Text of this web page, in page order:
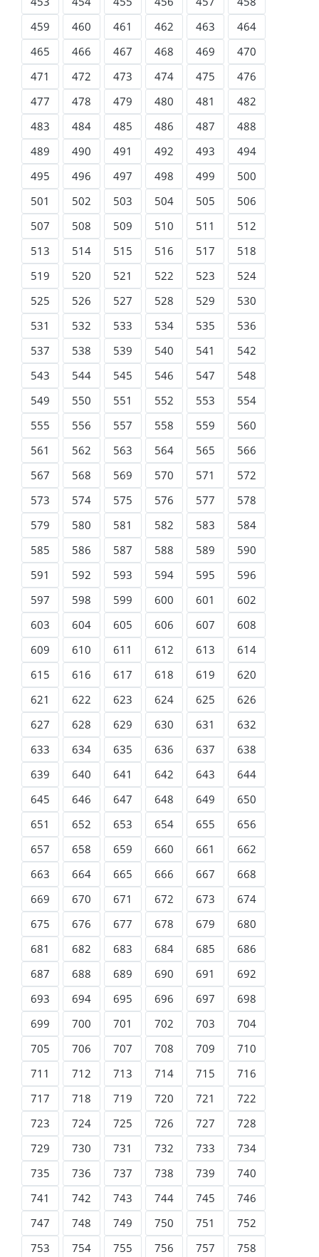
459
460 461 462 463
464
465
466 467 468 469
470
471
472 473 474 475
476
477
478 479 480 481
482
483
484 485 486 487
488
489
490 491 492 493
494
495
496 497 498 499
500
501
502 503 504 505
506
507
508 509 510 511
512
513
514 515 516 517
518
519
520 521 522 523
524
525
526 527 528 529
530
531
532 533 534 535
536
537
538 539 540 541
542
543
544 545 546 547
548
549
550 551 552 553
554
555
556 557 558 559
560
561
562 563 564 565
566
567
568 569 570 571
572
573
574 575 576 577
578
579
580 581 582 583
584
585
586 587 588 589
590
591
592 593 594 595
596
597
598 599 600 601
602
603
604 605 606 607
608
609
610 611 612 613
614
615
616 617 618 619
620
621
622 623 624 625
626
627
628 629 630 631
632
633
634 635 636 637
638
639
640 641 642 643
644
645
646 647 648 649
650
651
652 653 654 655
656
657
658 659 660 661
662
663
664 665 666 667
668
669
670 671 672 673
674
675
676 677 678 679
680
681
682 683 684 685
686
687
688 689 690 691
692
693
694 695 696 697
698
699
700 701 702 703
704
705
706 707 708 709
710
711
712 713 714 715
716
717
718 719 720 721
722
723
724 725 726 727
728
729
730 731 732 733
734
735
736 737 738 739
740
741
742 743 744 745
746
747
748 749 750 751
752
753
754 755 756 757
758